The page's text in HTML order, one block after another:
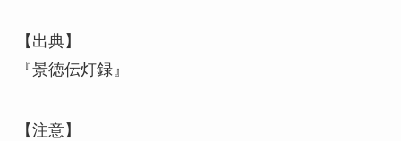
【出典】
『景徳伝灯録』
【注意】